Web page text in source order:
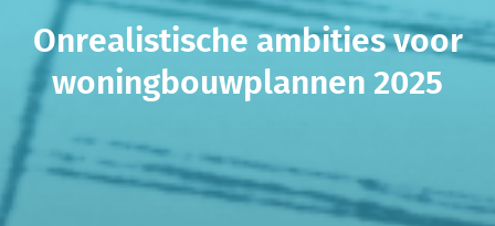
Onrealistische ambities voor
woningbouwplannen 2025